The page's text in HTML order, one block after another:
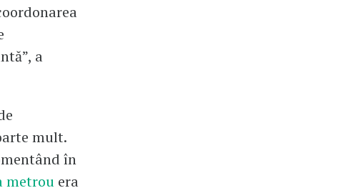
a
mult.
în
metrou era